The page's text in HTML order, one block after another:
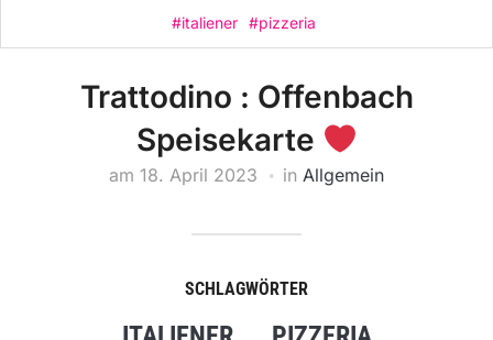
#italiener #pizzeria
Trattodino : Offenbach
Speisekarte
am 18. April 2023 in Allgemein
SCHLAGWÖRTER